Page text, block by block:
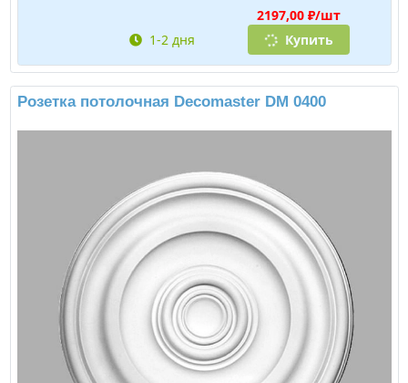
2197,00 ₽/шт
1-2 дня
Купить
Розетка потолочная Decomaster DM 0400